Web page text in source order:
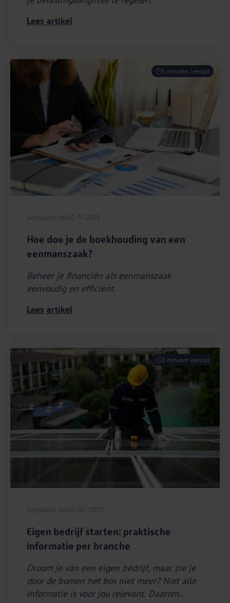
Lees artikel
5 minuten leestijd
Geplaatst op 10-3-2025
Hoe doe je de boekhouding van een
eenmanszaak?
Beheer je financiën als eenmanszaak
eenvoudig en efficiënt.
Lees artikel
2 minuten leestijd
Geplaatst op 26-02-2025
Eigen bedrijf starten: praktische
informatie per branche
Droom je van een eigen bedrijf, maar zie je
door de bomen het bos niet meer? Niet alle
informatie is voor jou relevant. Daarom